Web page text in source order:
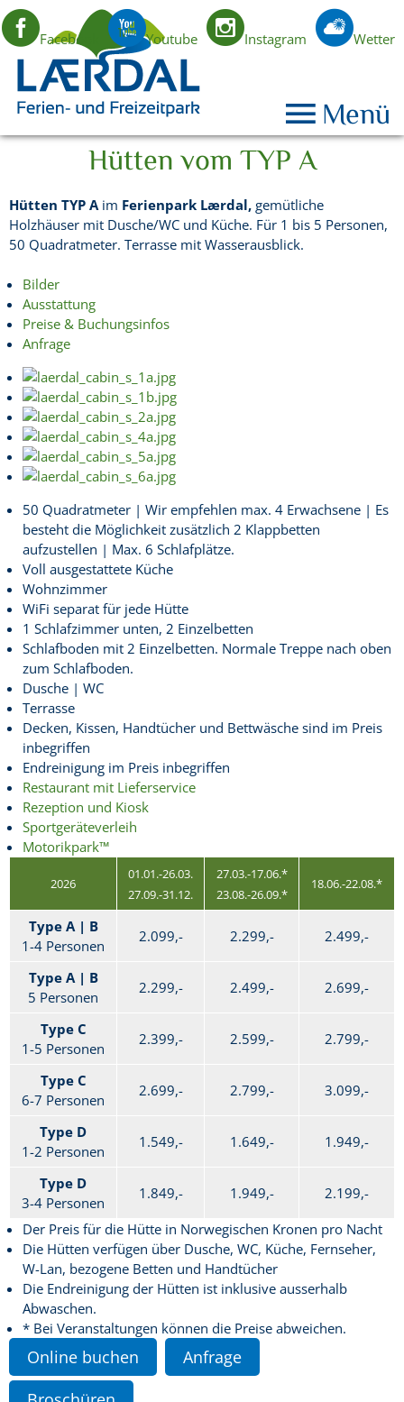
Facebook Youtube Instagram Wetter
Menü
Hütten vom TYP A
Hütten TYP Aim Ferienpark Lærdal, gemütliche
Holzhäuser mit Dusche/WC und Küche. Für 1 bis 5 Personen,
50 Quadratmeter. Terrasse mit Wasserausblick.
Bilder
Ausstattung
Preise & Buchungsinfos
Anfrage
50 Quadratmeter | Wir empfehlen max. 4 Erwachsene | Es
besteht die Möglichkeit zusätzlich 2 Klappbetten
aufzustellen | Max. 6 Schlafplätze.
Voll ausgestattete Küche
Wohnzimmer
WiFi separat für jede Hütte
1 Schlafzimmer unten, 2 Einzelbetten
Schlafboden mit 2 Einzelbetten. Normale Treppe nach oben
zum Schlafboden.
Dusche | WC
Terrasse
Decken, Kissen, Handtücher und Bettwäsche sind im Preis
inbegriffen
Endreinigung im Preis inbegriffen
Restaurant mit Lieferservice
Rezeption und Kiosk
Sportgeräteverleih
Motorikpark™
2026
01.01.-26.03.
27.09.-31.12.
27.03.-17.06.*
23.08.-26.09.*
18.06.-22.08.*
Type A | B
1-4 Personen
2.099,- 2.299,- 2.499,-
Type A | B
5 Personen
2.299,- 2.499,- 2.699,-
Type C
1-5 Personen
2.399,- 2.599,- 2.799,-
Type C
6-7 Personen
2.699,- 2.799,- 3.099,-
Type D
1-2 Personen
1.549,- 1.649,- 1.949,-
Type D
3-4 Personen
1.849,- 1.949,-
2.199,-
Der Preis für die Hütte in Norwegischen Kronen pro Nacht
Die Hütten verfügen über Dusche, WC, Küche, Fernseher,
W-Lan, bezogene Betten und Handtücher
Die Endreinigung der Hütten ist inklusive ausserhalb
Abwaschen.
* Bei Veranstaltungen können die Preise abweichen.
Online buchen
Anfrage